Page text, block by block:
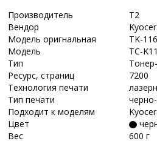
Производитель
Т2
Вендор
Модель оригнальная
TK-
Модель
TC-
Тип
Ресурс, страниц
7200
Технология печати
Тип печати
Подходит к моделям
Цвет
Вес
600 г